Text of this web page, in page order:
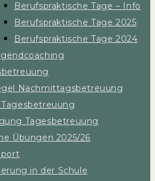
Berufspraktische Tage – Info
Berufspraktische Tage 2025
Berufspraktische Tage 2024
Nachmittagsbetreuung
Tagesbetreuung
Übungen 2025/26
in der Schule